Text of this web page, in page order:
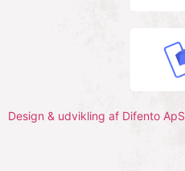
Design & udvikling af Difento ApS